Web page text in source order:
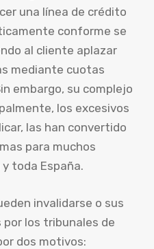
una línea de crédito
conforme se
al cliente aplazar
mediante cuotas
embargo, su complejo
los excesivos
las han convertido
para muchos
toda España.
invalidarse o sus
los tribunales de
dos motivos: